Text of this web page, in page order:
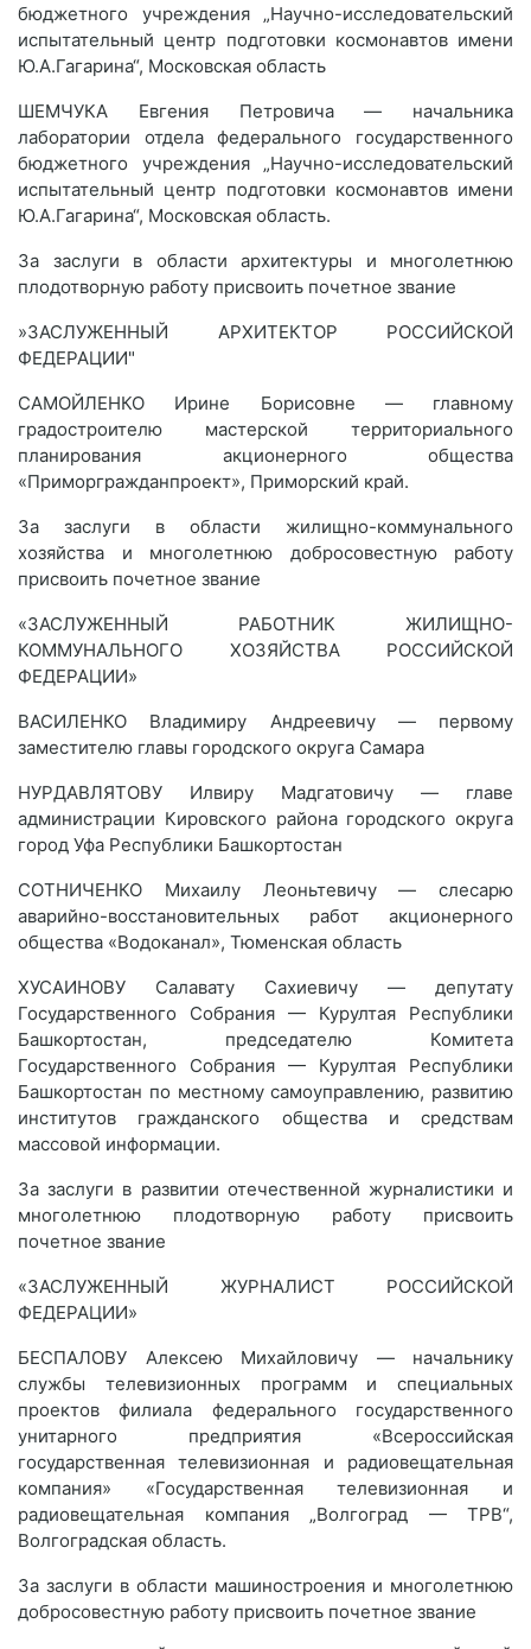
бюджетного учреждения „Научно-исследовательский
испытательный центр подготовки космонавтов имени
Ю.А.Гагарина“, Московская область
ШЕМЧУКА Евгения Петровича — начальника
лаборатории отдела федерального государственного
бюджетного учреждения „Научно-исследовательский
испытательный центр подготовки космонавтов имени
Ю.А.Гагарина“, Московская область.
За заслуги в области архитектуры и многолетнюю
плодотворную работу присвоить почетное звание
»ЗАСЛУЖЕННЫЙ АРХИТЕКТОР РОССИЙСКОЙ
ФЕДЕРАЦИИ"
САМОЙЛЕНКО Ирине Борисовне — главному
градостроителю мастерской территориального
планирования акционерного общества
«Приморгражданпроект», Приморский край.
За заслуги в области жилищно-коммунального
хозяйства и многолетнюю добросовестную работу
присвоить почетное звание
«ЗАСЛУЖЕННЫЙ РАБОТНИК ЖИЛИЩНО-
КОММУНАЛЬНОГО ХОЗЯЙСТВА РОССИЙСКОЙ
ФЕДЕРАЦИИ»
ВАСИЛЕНКО Владимиру Андреевичу — первому
заместителю главы городского округа Самара
НУРДАВЛЯТОВУ Илвиру Мадгатовичу — главе
администрации Кировского района городского округа
город Уфа Республики Башкортостан
СОТНИЧЕНКО Михаилу Леоньтевичу — слесарю
аварийно-восстановительных работ акционерного
общества «Водоканал», Тюменская область
ХУСАИНОВУ Салавату Сахиевичу — депутату
Государственного Собрания — Курултая Республики
Башкортостан, председателю Комитета
Государственного Собрания — Курултая Республики
Башкортостан по местному самоуправлению, развитию
институтов гражданского общества и средствам
массовой информации.
За заслуги в развитии отечественной журналистики и
многолетнюю плодотворную работу присвоить
почетное звание
«ЗАСЛУЖЕННЫЙ ЖУРНАЛИСТ РОССИЙСКОЙ
ФЕДЕРАЦИИ»
БЕСПАЛОВУ Алексею Михайловичу — начальнику
службы телевизионных программ и специальных
проектов филиала федерального государственного
унитарного предприятия «Всероссийская
государственная телевизионная и радиовещательная
компания» «Государственная телевизионная и
радиовещательная компания „Волгоград — ТРВ“,
Волгоградская область.
За заслуги в области машиностроения и многолетнюю
добросовестную работу присвоить почетное звание